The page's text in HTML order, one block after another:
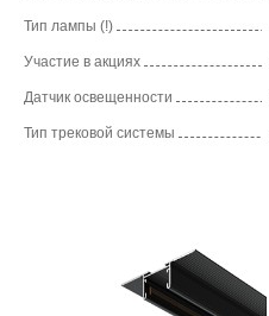
Тип лампы (!)
Участие в акциях
Датчик освещенности
Тип трековой системы